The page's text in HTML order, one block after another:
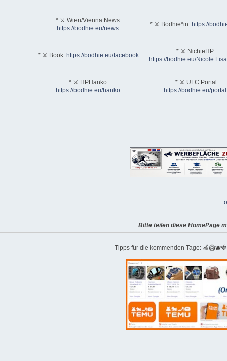
* ⚔ Wien/Vienna News:
https://bodhie.eu/news
* ⚔ Bodhie*in: https://
* ⚔ Book: https://bodhie.eu/facebook
* ⚔ NichteHP:
https://bodhie.eu/
* ⚔ HPHanko:
https://bodhie.eu/hanko
* ⚔ ULC Portal
https://bodhie.eu/portal
Bitte teilen diese HomePage
Tipps für die kommenden Tage: